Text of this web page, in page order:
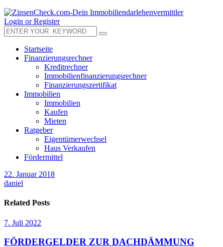
Login or Register
Startseite
Finanzierungsrechner
Kreditrechner
Immobilienfinanzierungsrechner
Finanzierungszertifikat
Immobilien
Immobilien
Kaufen
Mieten
Ratgeber
Eigentümerwechsel
Haus Verkaufen
Fördermittel
22. Januar 2018
daniel
Related Posts
7. Juli 2022
FÖRDERGELDER ZUR DACHDÄMMUNG